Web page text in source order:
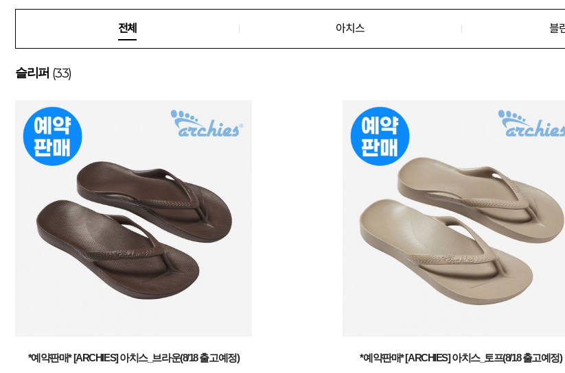
전체 아치스 블
슬리퍼 (33)
*예약판매* [ARCHIES] 아치스_브라운(8/18 출고예정) *예약판매* [ARCHIES] 아치스_토프(8/18 출고예정)